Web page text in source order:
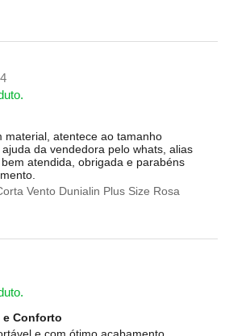
material, atentece ao tamanho
da vendedora pelo whats, alias
atendida, obrigada e parabéns
Vento Dunialin Plus Size Rosa
e Conforto